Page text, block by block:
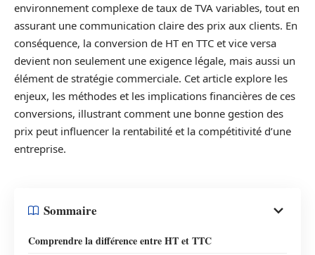
environnement complexe de taux de TVA variables, tout en
assurant une communication claire des prix aux clients. En
conséquence, la conversion de HT en TTC et vice versa
devient non seulement une exigence légale, mais aussi un
élément de stratégie commerciale. Cet article explore les
enjeux, les méthodes et les implications financières de ces
conversions, illustrant comment une bonne gestion des
prix peut influencer la rentabilité et la compétitivité d’une
entreprise.
Sommaire
Comprendre la différence entre HT et TTC